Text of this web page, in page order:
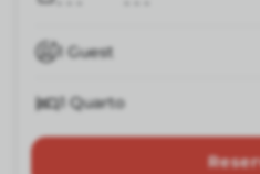
1 Guest
1 Quarto